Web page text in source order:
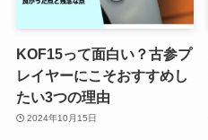
KOF15って面白い？古参プ
レイヤーにこそおすすめし
たい3つの理由
2024年10月15日